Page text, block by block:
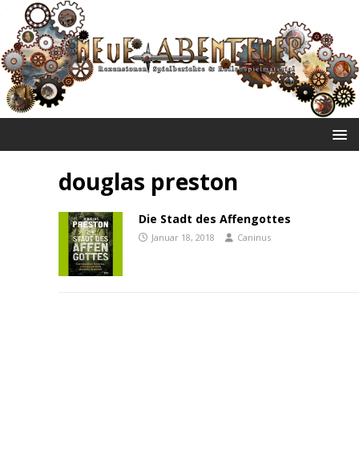
douglas preston
Die Stadt des Affengottes
Januar 18, 2018 Caninus